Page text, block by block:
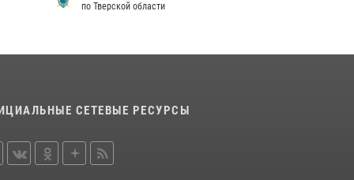
по Тверской области
СЕТЕВЫЕ РЕСУРСЫ